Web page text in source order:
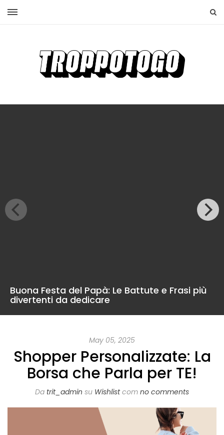
Buona Festa del Papà: Le Battute e Frasi più
divertenti da dedicare
May 05, 2025
Shopper Personalizzate: La
Borsa che Parla per TE!
Da trit_admin su Wishlistcom no comments